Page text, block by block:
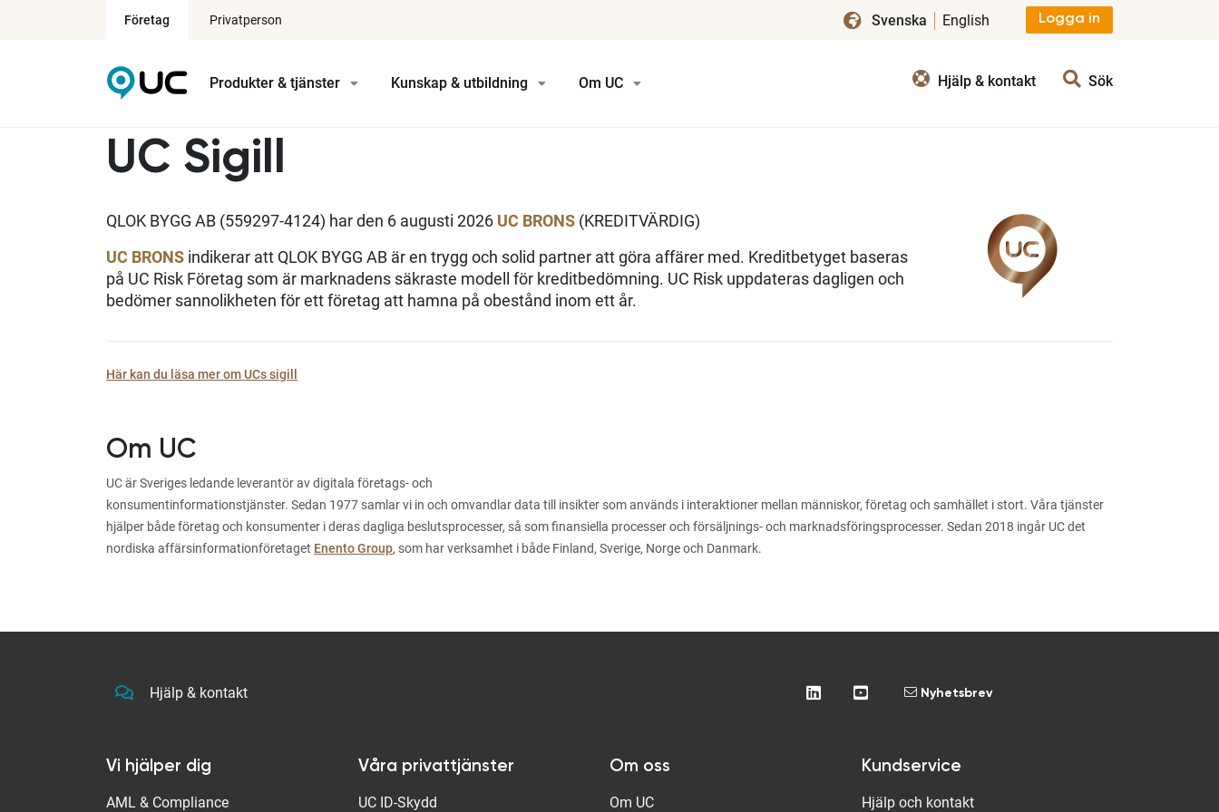
Företag Privatperson Logga in
Svenska English
Produkter & tjänster Kunskap & utbildning Om UC Hjälp & kontakt Sök
UC Sigill
QLOK BYGG AB (559297-4124) har den 6 augusti 2026 UC BRONS (KREDITVÄRDIG)
UC BRONS indikerar att QLOK BYGG AB är en trygg och solid partner att göra affärer med. Kreditbetyget baseras
på UC Risk Företag som är marknadens säkraste modell för kreditbedömning. UC Risk uppdateras dagligen och
bedömer sannolikheten för ett företag att hamna på obestånd inom ett år.
Här kan du läsa mer om UCs sigill
Om UC
UC är Sveriges ledande leverantör av digitala företags- och
konsumentinformationstjänster. Sedan 1977 samlar vi in och omvandlar data till insikter som används i interaktioner mellan människor, företag och samhället i stort. Våra tjänster
hjälper både företag och konsumenter i deras dagliga beslutsprocesser, så som finansiella processer och försäljnings- och marknadsföringsprocesser. Sedan 2018 ingår UC det
nordiska affärsinformationföretaget Enento Group, som har verksamhet i både Finland, Sverige, Norge och Danmark.
Hjälp & kontakt Nyhetsbrev
Vi hjälper dig
AML & Compliance
Våra privattjänster
UC ID-Skydd
Om oss
Om UC
Kundservice
Hjälp och kontakt